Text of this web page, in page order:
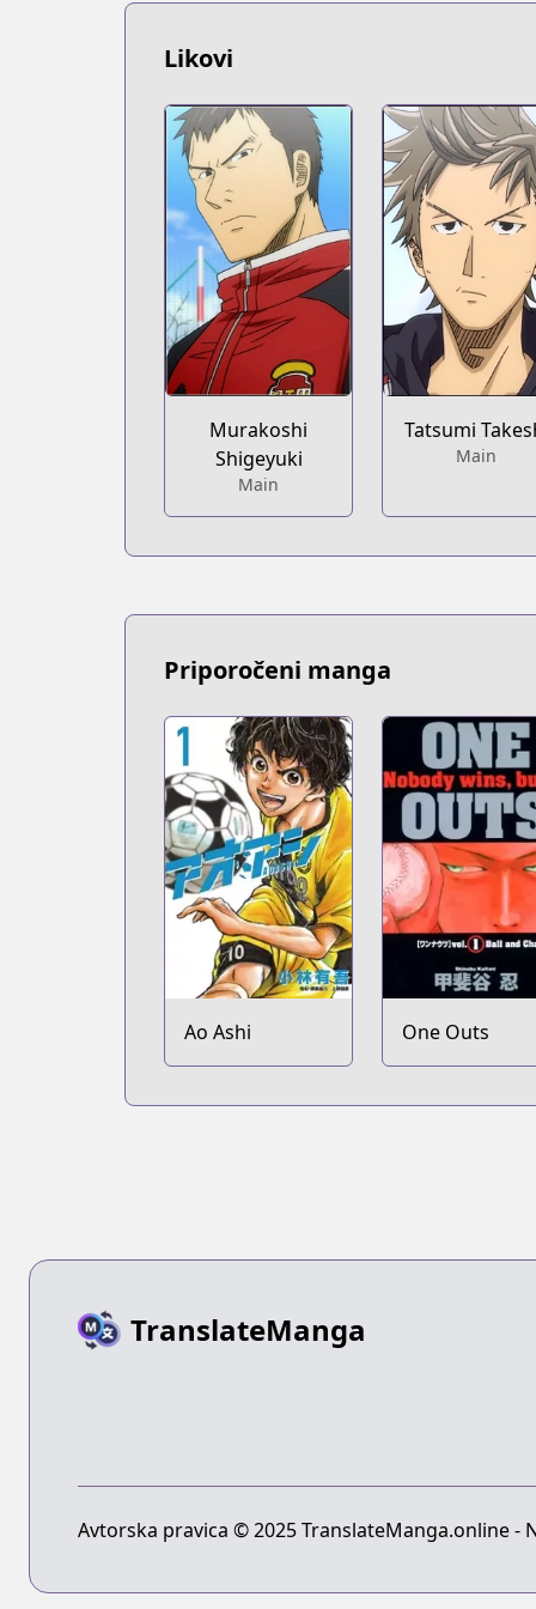
https://kodansha.us/series/giant-
Likovi
Murakoshi
Shigeyuki
Main
Tatsumi
Main
Priporočeni manga
Ao Ashi One Outs
TranslateManga
Avtorska pravica © 2025 TranslateManga.online -